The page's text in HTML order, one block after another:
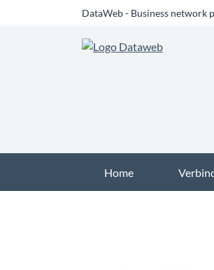
DataWeb - Business network
Home